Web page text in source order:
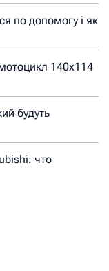
по допомогу і як
140х114
будуть
что